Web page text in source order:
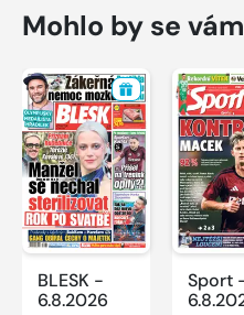
Mohlo by se
BLESK -
6.8.2026
Sport